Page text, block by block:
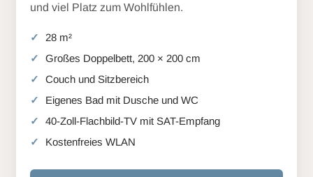
und viel Platz zum Wohlfühlen.
28 m²
Großes Doppelbett, 200 × 200 cm
Couch und Sitzbereich
Eigenes Bad mit Dusche und WC
40-Zoll-Flachbild-TV mit SAT-Empfang
Kostenfreies WLAN